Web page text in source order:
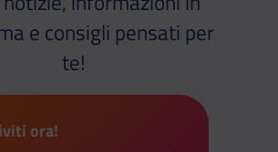
e consigli pensati per
te!
ora!